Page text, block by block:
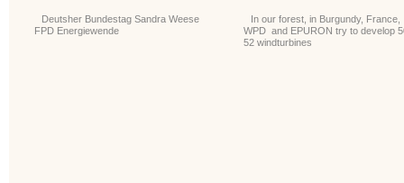
Deutsher Bundestag Sandra Weese
FPD Energiewende
In our forest, in Burgundy, France,
WPD and EPURON try to develop
52 windturbines